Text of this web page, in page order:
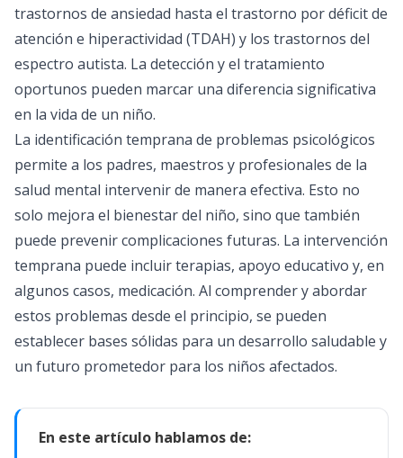
trastornos de ansiedad hasta el trastorno por déficit de
atención e hiperactividad (TDAH) y los trastornos del
espectro autista. La detección y el tratamiento
oportunos pueden marcar una diferencia significativa
en la vida de un niño.
La identificación temprana de problemas psicológicos
permite a los padres, maestros y profesionales de la
salud mental intervenir de manera efectiva. Esto no
solo mejora el bienestar del niño, sino que también
puede prevenir complicaciones futuras. La intervención
temprana puede incluir terapias, apoyo educativo y, en
algunos casos, medicación. Al comprender y abordar
estos problemas desde el principio, se pueden
establecer bases sólidas para un desarrollo saludable y
un futuro prometedor para los niños afectados.
En este artículo hablamos de: